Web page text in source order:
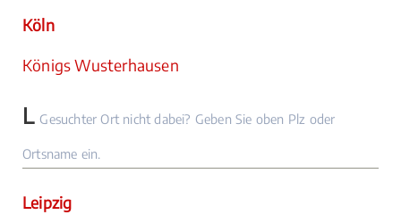
Köln
Königs Wusterhausen
L Gesuchter Ort nicht dabei? Geben Sie oben Plz oder
Ortsname ein.
Leipzig